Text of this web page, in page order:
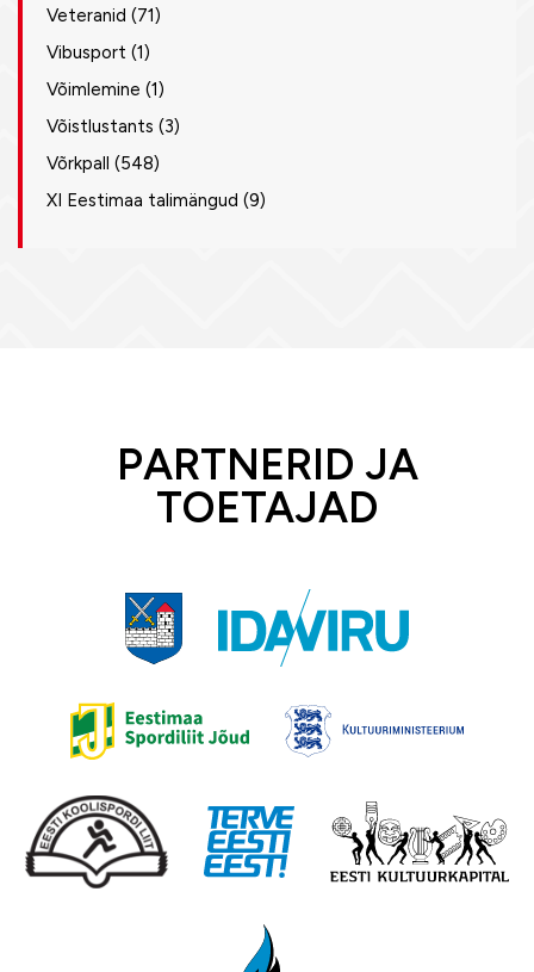
Veteranid (71)
Vibusport (1)
Võimlemine (1)
Võistlustants (3)
Võrkpall (548)
XI Eestimaa talimängud (9)
PARTNERID JA
TOETAJAD